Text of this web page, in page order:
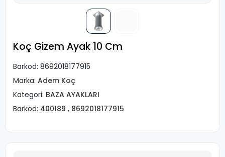
Koç Gizem Ayak 10 Cm
Barkod: 8692018177915
Marka: Adem Koç
Kategori: BAZA AYAKLARI
Barkod: 400189 , 8692018177915